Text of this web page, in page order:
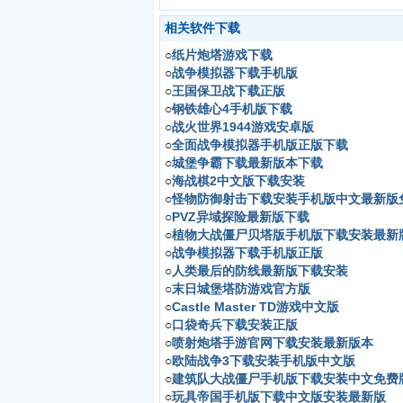
相关软件下载
○纸片炮塔游戏下载
○战争模拟器下载手机版
○王国保卫战下载正版
○钢铁雄心4手机版下载
○战火世界1944游戏安卓版
○全面战争模拟器手机版正版下载
○城堡争霸下载最新版本下载
○海战棋2中文版下载安装
○怪物防御射击下载安装手机版中文最新版
○PVZ异域探险最新版下载
○植物大战僵尸贝塔版手机版下载安装最新
○战争模拟器下载手机版正版
○人类最后的防线最新版下载安装
○末日城堡塔防游戏官方版
○Castle Master TD游戏中文版
○口袋奇兵下载安装正版
○喷射炮塔手游官网下载安装最新版本
○欧陆战争3下载安装手机版中文版
○建筑队大战僵尸手机版下载安装中文免费
○玩具帝国手机版下载中文版安装最新版